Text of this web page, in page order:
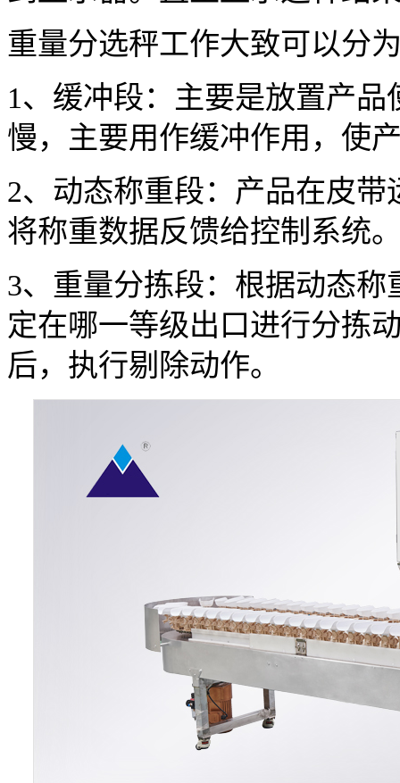
重量分选秤工作大致可以分
1、缓冲段：主要是放置产
慢，主要用作缓冲作用，使
2、动态称重段：产品在皮
将称重数据反馈给控制系统
3、重量分拣段：根据动态
定在哪一等级出口进行分拣
后，执行剔除动作。